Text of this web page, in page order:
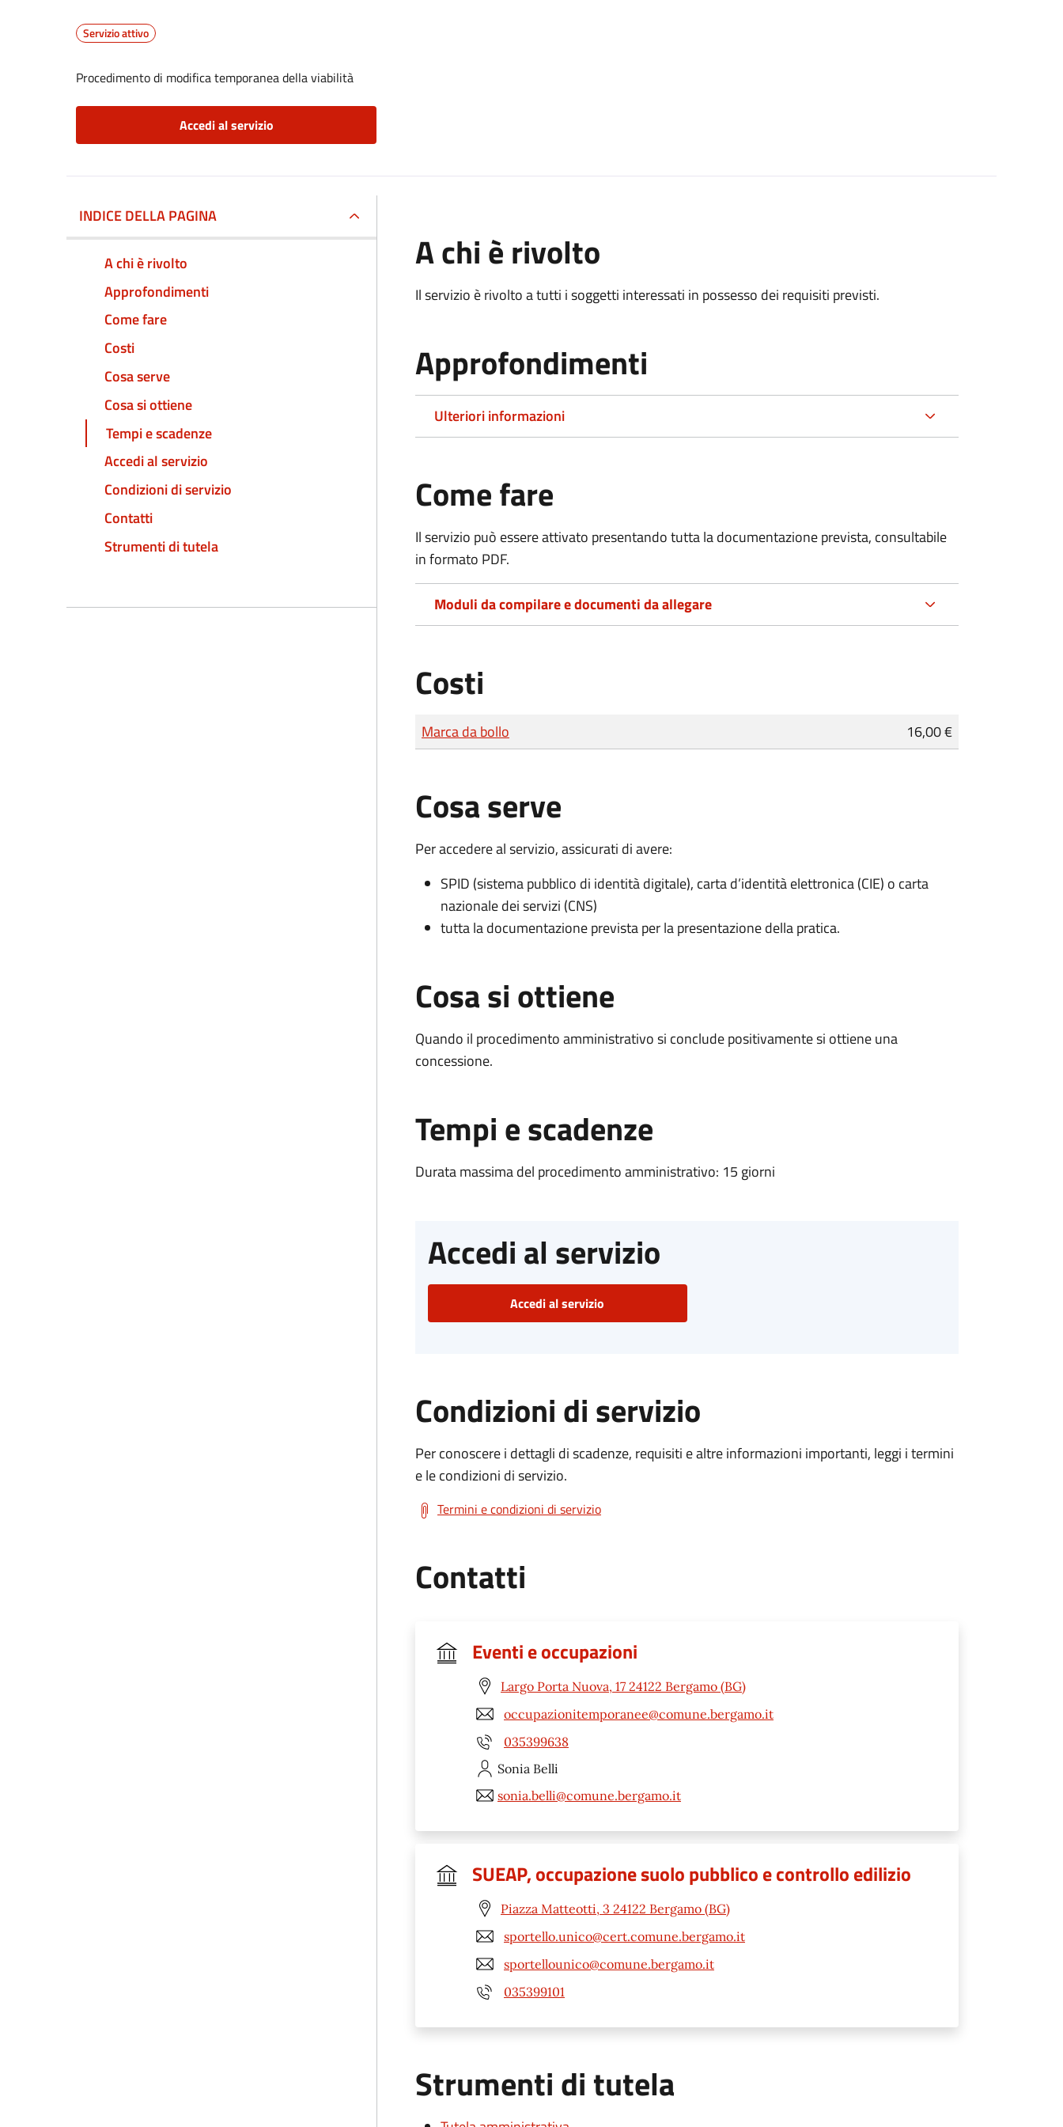
Servizio attivo
Procedimento di modifica temporanea della viabilità
Accedi al servizio
INDICE DELLA PAGINA
A chi è rivolto
Approfondimenti
Come fare
Costi
Cosa serve
Cosa si ottiene
Tempi e scadenze
Accedi al servizio
Condizioni di servizio
Contatti
Strumenti di tutela
A chi è rivolto
Il servizio è rivolto a tutti i soggetti interessati in possesso dei requisiti previsti.
Approfondimenti
Ulteriori informazioni
Come fare
Il servizio può essere attivato presentando tutta la documentazione prevista, consultabile
in formato PDF.
Moduli da compilare e documenti da allegare
Costi
Tipo di pagamento
Importo
Marca da bollo 16,00 €
Cosa serve
Per accedere al servizio, assicurati di avere:
SPID (sistema pubblico di identità digitale), carta d’identità elettronica (CIE) o carta
nazionale dei servizi (CNS)
tutta la documentazione prevista per la presentazione della pratica.
Cosa si ottiene
Quando il procedimento amministrativo si conclude positivamente si ottiene una
concessione.
Tempi e scadenze
Durata massima del procedimento amministrativo: 15 giorni
Accedi al servizio
Accedi al servizio
Condizioni di servizio
Per conoscere i dettagli di scadenze, requisiti e altre informazioni importanti, leggi i termini
e le condizioni di servizio.
Termini e condizioni di servizio
Contatti
Eventi e occupazioni
Largo Porta Nuova, 17 24122 Bergamo (BG)
occupazionitemporanee@comune.bergamo.it
035399638
Sonia Belli
sonia.belli@comune.bergamo.it
SUEAP, occupazione suolo pubblico e controllo edilizio
Piazza Matteotti, 3 24122 Bergamo (BG)
sportello.unico@cert.comune.bergamo.it
sportellounico@comune.bergamo.it
035399101
Strumenti di tutela